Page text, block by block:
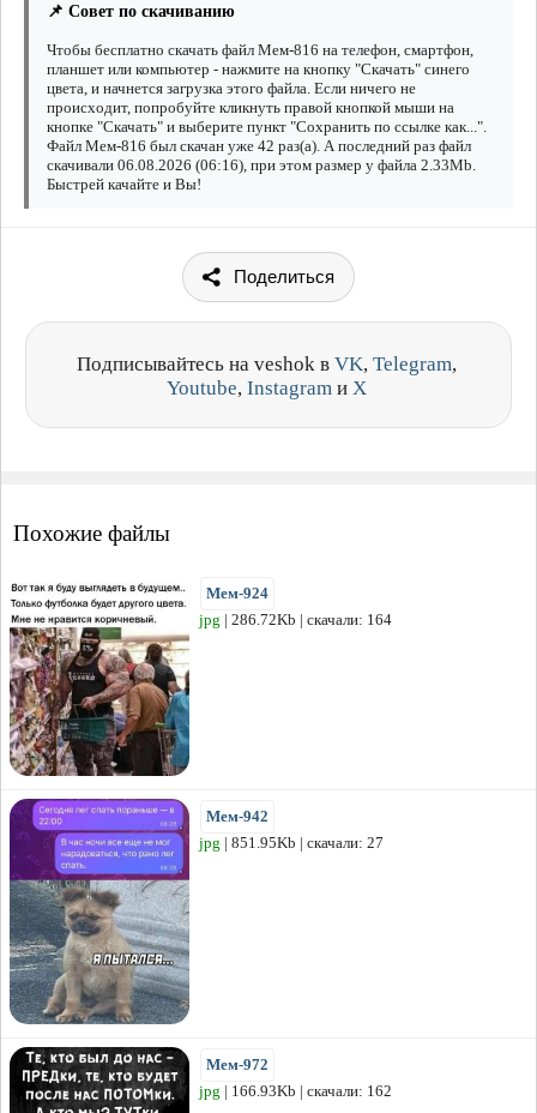
📌 Совет по скачиванию
Чтобы бесплатно скачать файл Мем-816 на телефон, смартфон,
планшет или компьютер - нажмите на кнопку "Скачать" синего
цвета, и начнется загрузка этого файла. Если ничего не
происходит, попробуйте кликнуть правой кнопкой мыши на
кнопке "Скачать" и выберите пункт "Сохранить по ссылке как...".
Файл Мем-816 был скачан уже 42 раз(а). А последний раз файл
скачивали 06.08.2026 (06:16), при этом размер у файла 2.33Mb.
Быстрей качайте и Вы!
Поделиться
Подписывайтесь на veshok в VK, Telegram,
Youtube, Instagram и X
Похожие файлы
Мем-924
jpg | 286.72Kb | скачали: 164
Мем-942
jpg | 851.95Kb | скачали: 27
Мем-972
jpg | 166.93Kb | скачали: 162